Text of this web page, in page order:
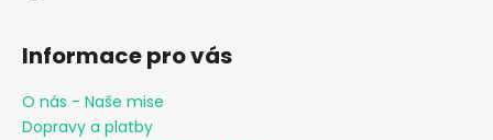
Informace pro vás
O nás - Naše mise
Dopravy a platby